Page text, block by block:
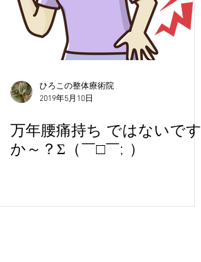
背中きれい
ひろこの整体療術院
2019年5月10日
万年腰痛持ち ではないです
か～？Σ（￣□￣;）